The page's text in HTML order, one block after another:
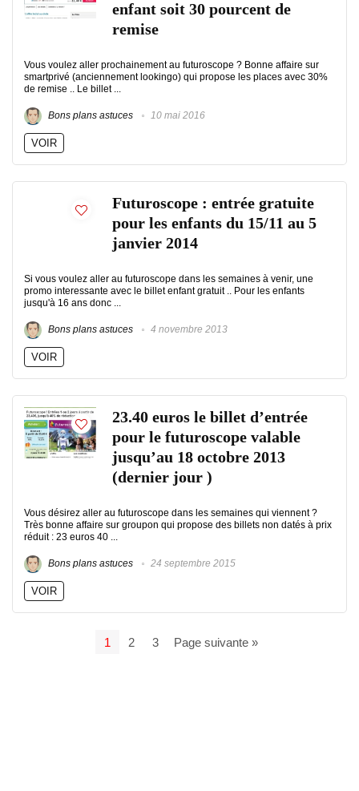
enfant soit 30 pourcent de
remise
Vous voulez aller prochainement au futuroscope ? Bonne affaire sur
smartprivé (anciennement lookingo) qui propose les places avec 30%
de remise .. Le billet ...
Bons plans astuces 10 mai 2016
VOIR
Futuroscope : entrée gratuite
pour les enfants du 15/11 au 5
janvier 2014
Si vous voulez aller au futuroscope dans les semaines à venir, une
promo interessante avec le billet enfant gratuit .. Pour les enfants
jusqu'à 16 ans donc ...
Bons plans astuces 4 novembre 2013
VOIR
23.40 euros le billet d’entrée
pour le futuroscope valable
jusqu’au 18 octobre 2013
(dernier jour )
Vous désirez aller au futuroscope dans les semaines qui viennent ?
Très bonne affaire sur groupon qui propose des billets non datés à prix
réduit : 23 euros 40 ...
Bons plans astuces 24 septembre 2015
VOIR
1 2 3 Page suivante »